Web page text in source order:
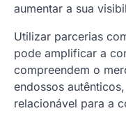
aumentar a sua
Utilizar parcerias
pode amplificar a
compreendem o
endossos
relacionável para a